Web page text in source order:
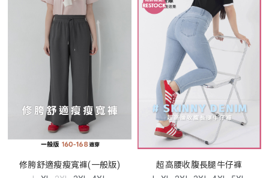
修胯舒適瘦瘦寬褲(一般版)
超高腰收腹長腿牛仔褲